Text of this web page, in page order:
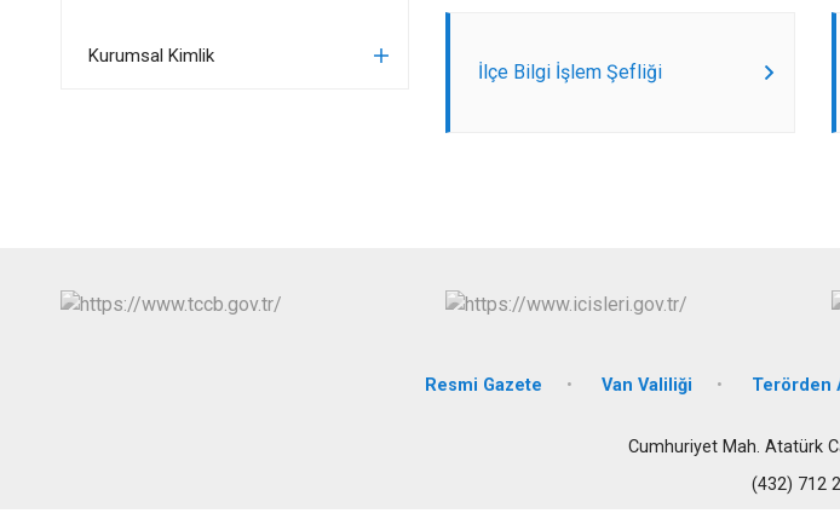
Kurumsal Kimlik
İlçe Bilgi İşlem Şefliği
Resmi Gazete Van Valiliği Terörden
Cumhuriyet Mah. Atatürk
(432) 712